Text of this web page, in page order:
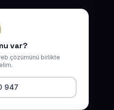
var?
çözümünü birlikte
947